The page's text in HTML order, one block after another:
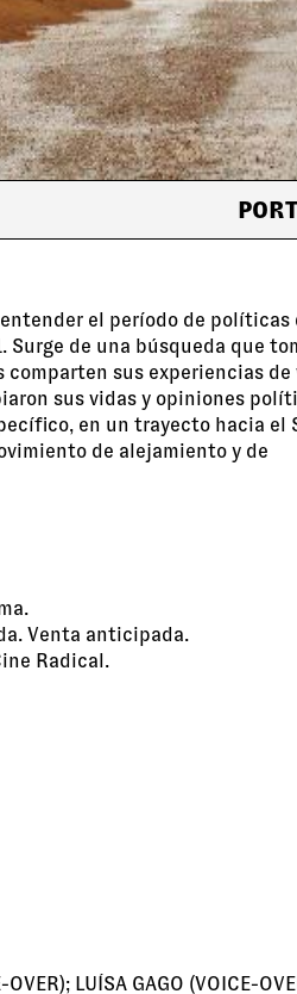
el período de políticas
Surge de una búsqueda que
sus experiencias de
sus vidas y opiniones
en un trayecto hacia el
de alejamiento y de
Venta anticipada.
Radical.
LUÍSA GAGO (VOICE-